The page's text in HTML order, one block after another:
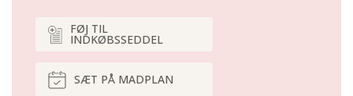
FØJ TIL
INDKØBSSEDDEL
SÆT PÅ MADPLAN